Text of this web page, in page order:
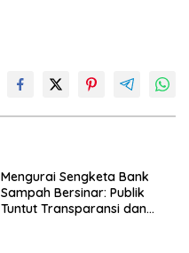
Mengurai Sengketa Bank
Sampah Bersinar: Publik
Tuntut Transparansi dan